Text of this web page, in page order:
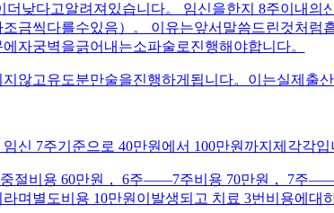
더낮다고알려져있습니다。 임신을한지 8주이내
금씩다를수있음）。 이유는앞서말씀드린것처
자궁벽을긁어내는소파술로진행해야합니다。
않고유도분만술을진행하게됩니다。이는실제출산
신 7주기준으로 40만원에서 100만원까지제각각
절비용 60만원， 6주——7주비용 70만원， 7
며별도비용 10만원이발생되고 치료 3번비용에대